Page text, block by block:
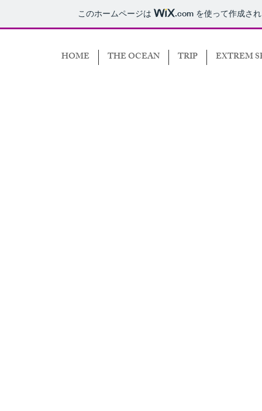
このホームページは .com を使って作成さ
HOME THE OCEAN TRIP EXTREM